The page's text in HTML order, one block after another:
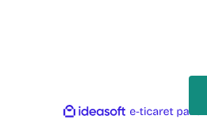
ideasoft